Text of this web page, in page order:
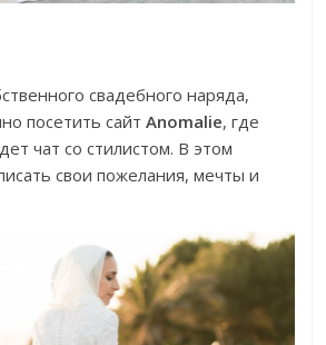
свадебного наряда,
посетить сайтAnomalie, где
чат со стилистом. В этом
свои пожелания, мечты и